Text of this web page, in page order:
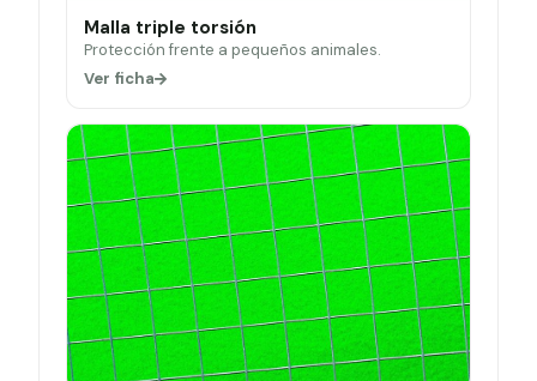
Malla triple torsión
Protección frente a pequeños animales.
Ver ficha